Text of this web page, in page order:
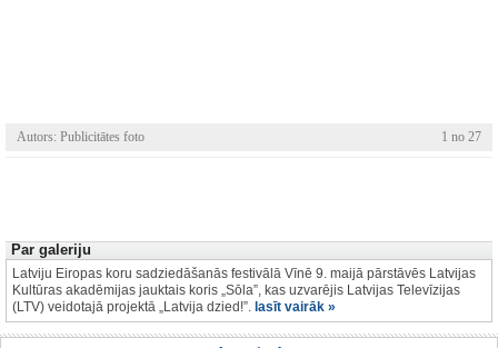
Autors: Publicitātes foto 1 no 27
Par galeriju
Latviju Eiropas koru sadziedāšanās festivālā Vīnē 9. maijā pārstāvēs Latvijas
Kultūras akadēmijas jauktais koris „Sōla”, kas uzvarējis Latvijas Televīzijas
(LTV) veidotajā projektā „Latvija dzied!”. lasīt vairāk »